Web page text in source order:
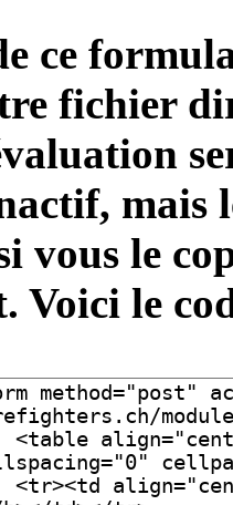
ce
fichier
mais
vous le
Voici le